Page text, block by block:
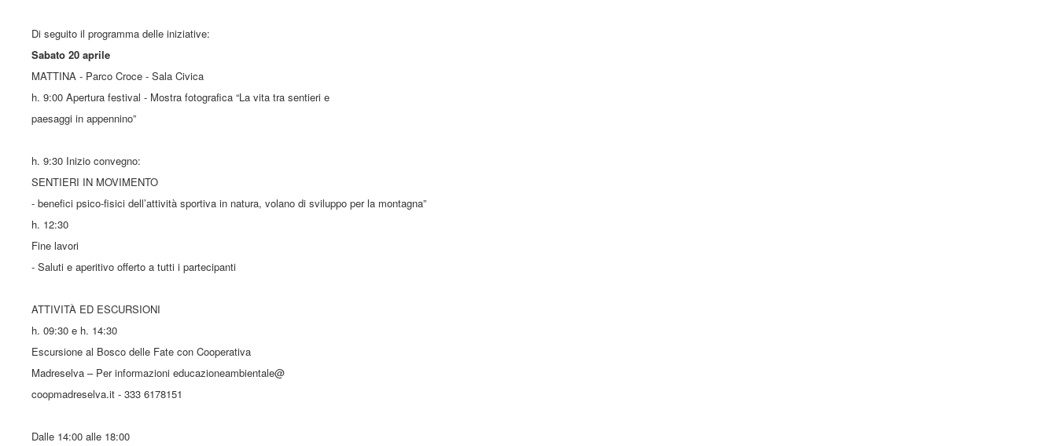
Di seguito il programma delle iniziative:
Sabato 20 aprile
MATTINA - Parco Croce - Sala Civica
h. 9:00 Apertura festival - Mostra fotografica “La vita tra sentieri e
paesaggi in appennino”
h. 9:30 Inizio convegno:
SENTIERI IN MOVIMENTO
- benefici psico-fisici dell’attività sportiva in natura, volano di sviluppo per la montagna”
h. 12:30
Fine lavori
- Saluti e aperitivo offerto a tutti i partecipanti
ATTIVITÀ ED ESCURSIONI
h. 09:30 e h. 14:30
Escursione al Bosco delle Fate con Cooperativa
Madreselva – Per informazioni educazioneambientale@
coopmadreselva.it - 333 6178151
Dalle 14:00 alle 18:00